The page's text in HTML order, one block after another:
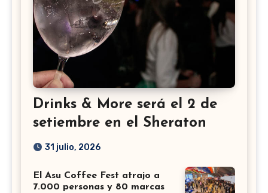
Drinks & More será el 2 de
setiembre en el Sheraton
31 julio, 2026
El Asu Coffee Fest atrajo a
7.000 personas y 80 marcas